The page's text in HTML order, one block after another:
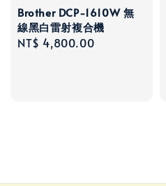
Brother DCP-1610W 無
線黑白雷射複合機
Regular
NT$ 4,800.00